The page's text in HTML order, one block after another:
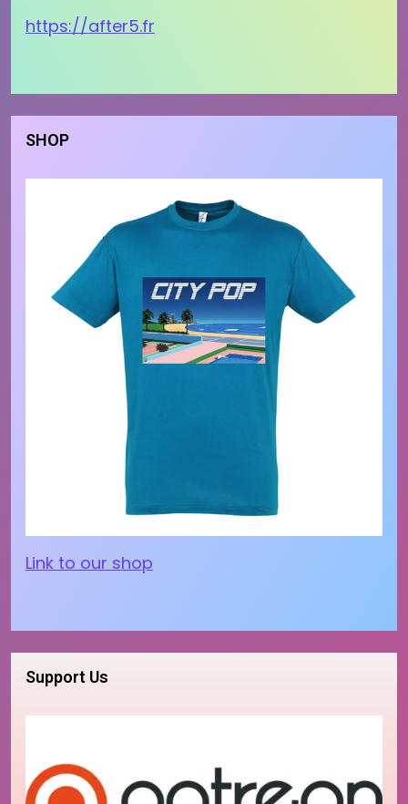
https://after5.fr
SHOP
Link to our shop
Support Us